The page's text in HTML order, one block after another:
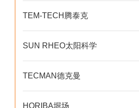
TEM-TECH腾泰克
SUN RHEO太阳科学
TECMAN德克曼
HORIBA堀场